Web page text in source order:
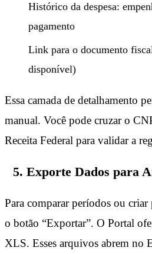
Histórico da despesa:
pagamento
Link para o documento
disponível)
Essa camada de detalhamento
manual. Você pode cruzar o
Receita Federal para validar a
5. Exporte Dados para
Para comparar períodos ou
o botão “Exportar”. O Portal
XLS. Esses arquivos abrem no